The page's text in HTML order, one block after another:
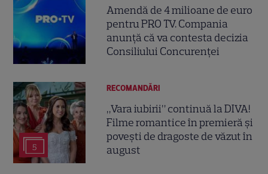
Amendă de 4 milioane de euro
pentru PRO TV. Compania
anunță că va contesta decizia
Consiliului Concurenței
5
RECOMANDĂRI
„Vara iubirii” continuă la DIVA!
Filme romantice în premieră și
povești de dragoste de văzut în
august